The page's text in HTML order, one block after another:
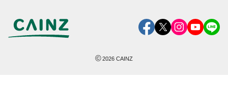
©2026 CAINZ